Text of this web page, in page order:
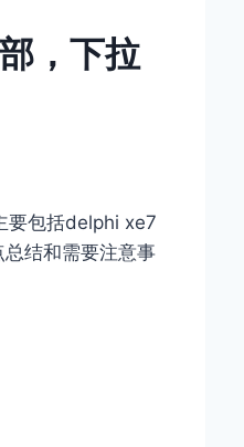
，下拉
要包括delphi xe7
结和需要注意事